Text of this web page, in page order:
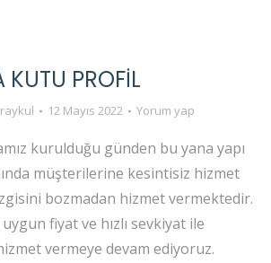
KUTU PROFIL
12 Mayıs 2022 Yorum yap
kurulduğu günden bu yana yapı
müşterilerine kesintisiz hizmet
bozmadan hizmet vermektedir.
fiyat ve hızlı sevkiyat ile
vermeye devam ediyoruz.